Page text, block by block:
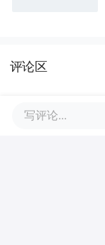
评论区
写评论...